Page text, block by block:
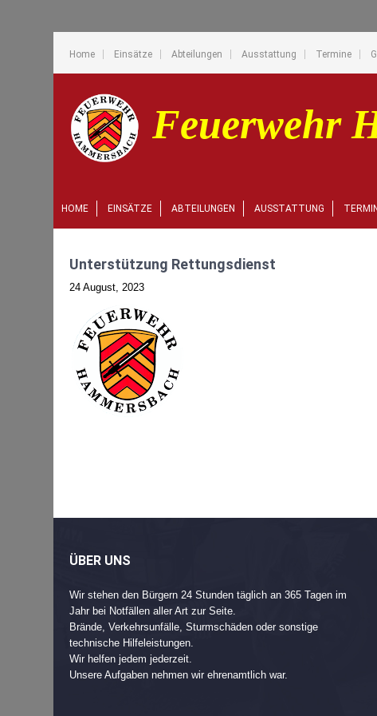
Home Einsätze Abteilungen Ausstattung Termine
HOME EINSÄTZE ABTEILUNGEN AUSSTATTUNG
Unterstützung Rettungsdienst
24 August, 2023
ÜBER UNS
Wir stehen den Bürgern 24 Stunden täglich an 365 Tagen im
Jahr bei Notfällen aller Art zur Seite.
Brände, Verkehrsunfälle, Sturmschäden oder sonstige
technische Hilfeleistungen.
Wir helfen jedem jederzeit.
Unsere Aufgaben nehmen wir ehrenamtlich war.